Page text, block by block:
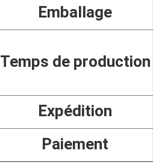
Emballage
Temps de production
Expédition
Paiement